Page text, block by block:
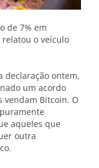
de 7% em
o veículo
declaração ontem,
um acordo
Bitcoin. O
aqueles que
outra